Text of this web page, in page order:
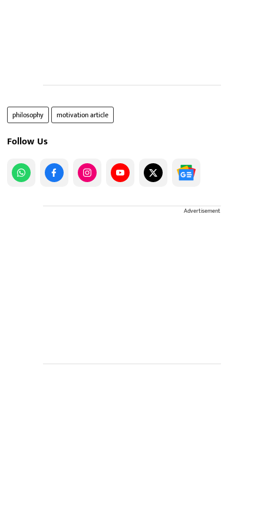
philosophy motivation article
Follow Us
Advertisement